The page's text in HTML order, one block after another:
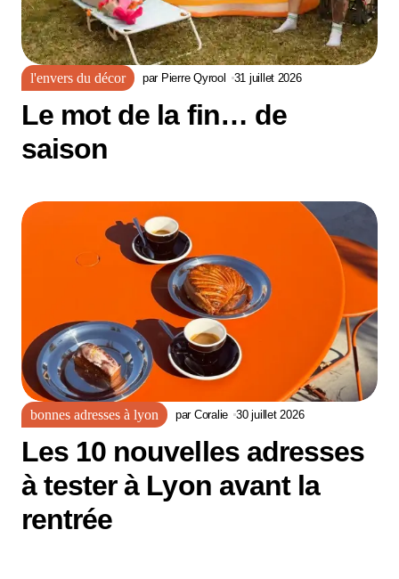
l'envers du décor par Pierre Qyrool 31 juillet 2026
Le mot de la fin… de
saison
bonnes adresses à lyon par Coralie 30 juillet 2026
Les 10 nouvelles adresses
à tester à Lyon avant la
rentrée